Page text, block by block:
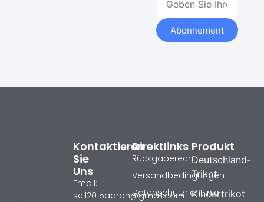
Abonnement
Produkt
Deutschland-
Trikot
Kindertrikot
Direktlinks
Rückgaberecht
Versandbedingungen
Datenschutzrichtlinie
Kontaktieren
Sie
Uns
Email:
sell2015aaron@gmail.com